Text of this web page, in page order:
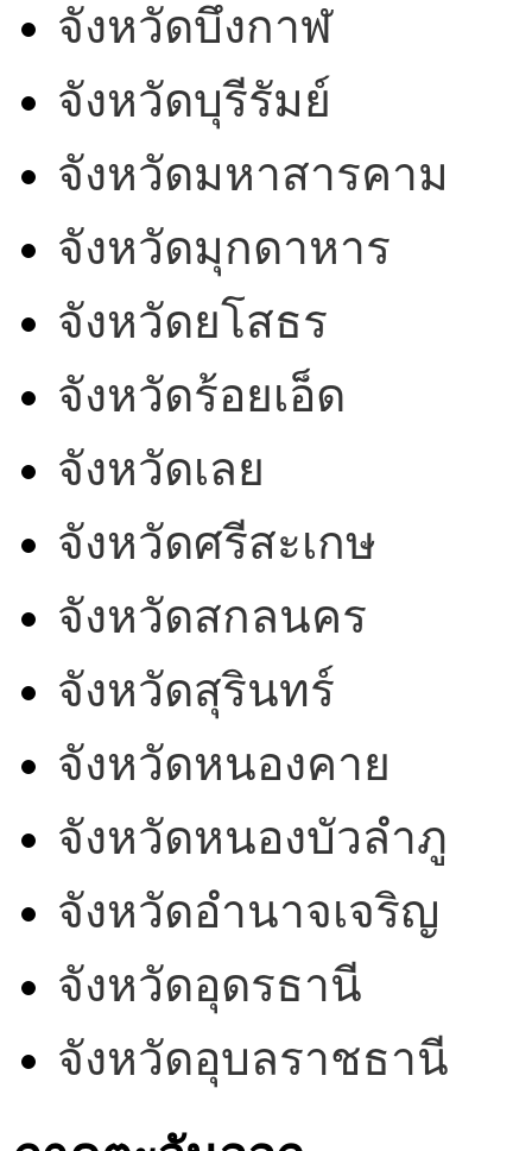
จังหวัดบึงกาฬ
จังหวัดบุรีรัมย์
จังหวัดมหาสารคาม
จังหวัดมุกดาหาร
จังหวัดยโสธร
จังหวัดร้อยเอ็ด
จังหวัดเลย
จังหวัดศรีสะเกษ
จังหวัดสกลนคร
จังหวัดสุรินทร์
จังหวัดหนองคาย
จังหวัดหนองบัวลำภู
จังหวัดอำนาจเจริญ
จังหวัดอุดรธานี
จังหวัดอุบลราชธานี